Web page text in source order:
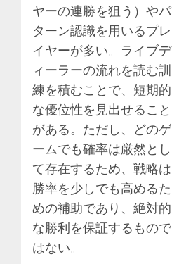
ヤーの連勝を狙う）やパ
ターン認識を用いるプレ
イヤーが多い。ライブデ
ィーラーの流れを読む訓
練を積むことで、短期的
な優位性を見出せること
がある。ただし、どのゲ
ームでも確率は厳然とし
て存在するため、戦略は
勝率を少しでも高めるた
めの補助であり、絶対的
な勝利を保証するもので
はない。